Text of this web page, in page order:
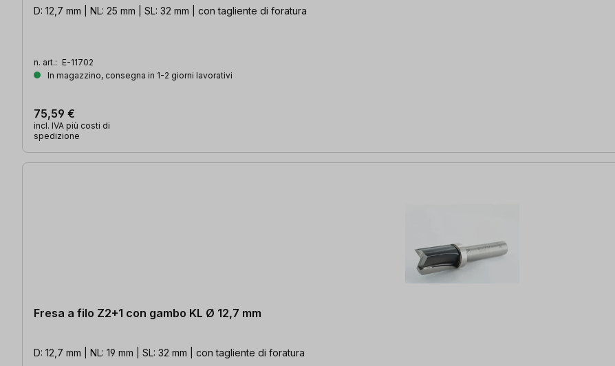
D: 12,7 mm | NL: 25 mm | SL: 32 mm | con tagliente di foratura
n. art.: E-11702
In magazzino, consegna in 1-2 giorni lavorativi
75,59 €
incl. IVA più costi di
spedizione
Fresa a filo Z2+1 con gambo KL Ø 12,7 mm
D: 12,7 mm | NL: 19 mm | SL: 32 mm | con tagliente di foratura